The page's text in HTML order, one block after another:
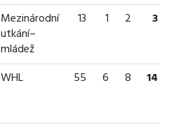
Mezinárodní
utkání–
mládež
13 1 2 3
WHL 55 6 8 14